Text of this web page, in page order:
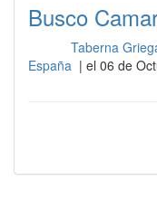
Busco
Taberna
España | el 06 de